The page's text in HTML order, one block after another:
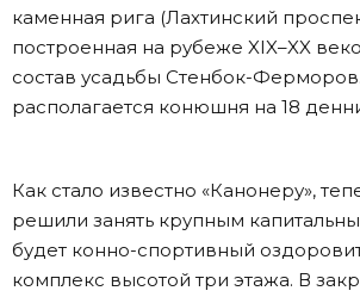
каменная рига (Лахтинский
построенная на рубеже XIX–XX
состав усадьбы Стенбок-
располагается конюшня на 18
Как стало известно «Канонеру»,
решили занять крупным
будет конно-спортивный
комплекс высотой три этажа. В